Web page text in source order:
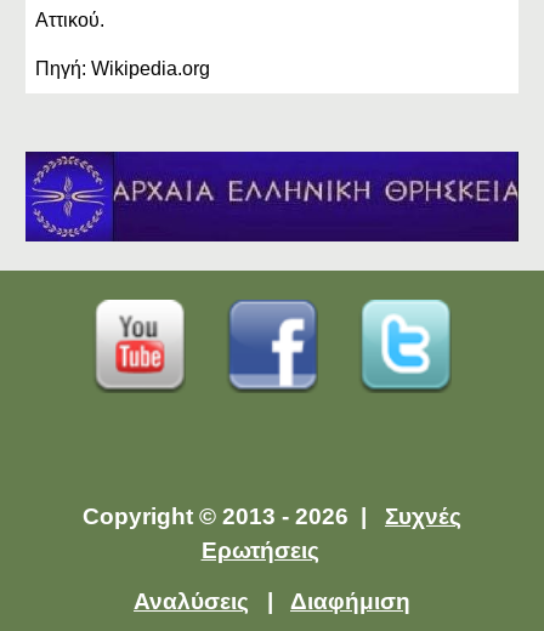
Αττικού.
Πηγή: Wikipedia.org
Copyright © 2013 - 2026 | Συχνές
Ερωτήσεις
Αναλύσεις
Διαφήμιση